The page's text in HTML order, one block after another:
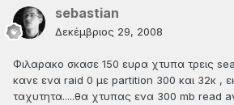
sebastian
Δεκέμβριος 29, 2008
Φιλαρακο σκασε 150 ευρα χτυπα τρεις
κανε ενα raid 0 με partition 300 και 32κ ,
ταχυτητα.....θα χτυπας ενα 300 mb read